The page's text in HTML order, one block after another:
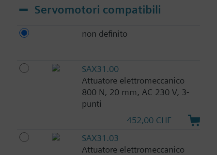
Servomotori compatibili
non definito
SAX31.00
Attuatore elettromeccanico
800 N, 20 mm, AC 230 V, 3-
punti
452,00 CHF
SAX31.03
Attuatore elettromeccanico